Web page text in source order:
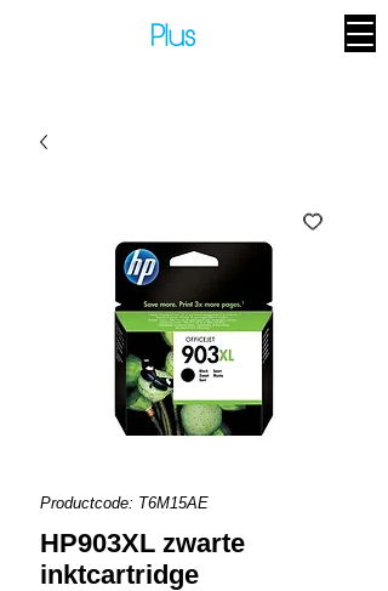
Productcode: T6M15AE
HP903XL zwarte
inktcartridge